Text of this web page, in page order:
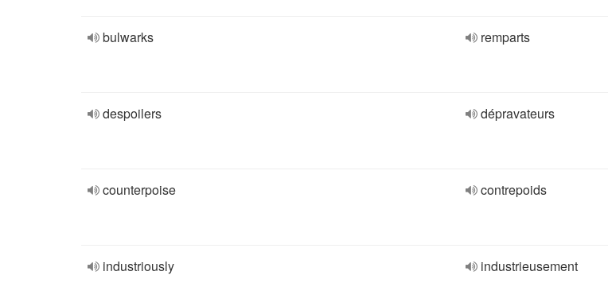
bulwarks remparts
despoilers dépravateurs
counterpoise contrepoids
industriously industrieusement